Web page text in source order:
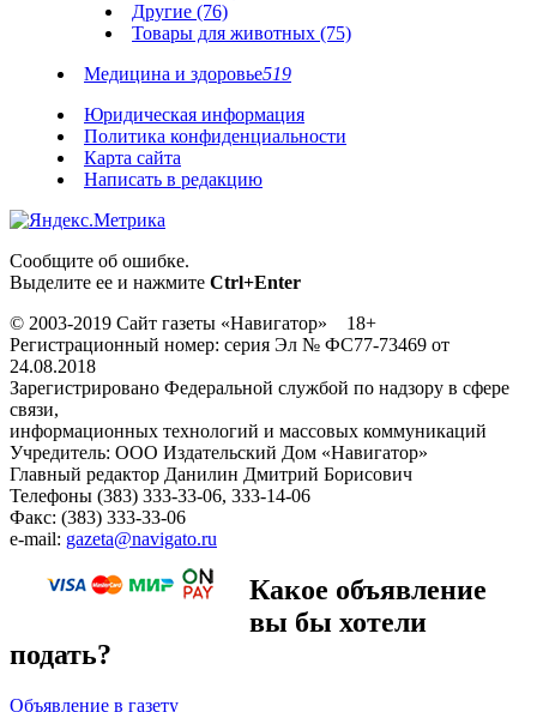
Другие (76)
Товары для животных (75)
Медицина и здоровье519
Юридическая информация
Политика конфиденциальности
Карта сайта
Написать в редакцию
Сообщите об ошибке.
Выделите ее и нажмите Ctrl+Enter
© 2003-2019 Сайт газеты «Навигатор» 18+
Регистрационный номер: серия Эл № ФС77-73469 от
24.08.2018
Зарегистрировано Федеральной службой по надзору в сфере
связи,
информационных технологий и массовых коммуникаций
Учредитель: ООО Издательский Дом «Навигатор»
Главный редактор Данилин Дмитрий Борисович
Телефоны (383) 333-33-06, 333-14-06
Факс: (383) 333-33-06
e-mail: gazeta@navigato.ru
Какое объявление
вы бы хотели
подать?
Объявление в газету